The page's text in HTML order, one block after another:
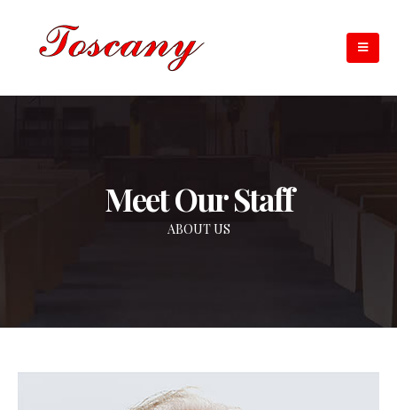
Meet Our Staff
ABOUT US